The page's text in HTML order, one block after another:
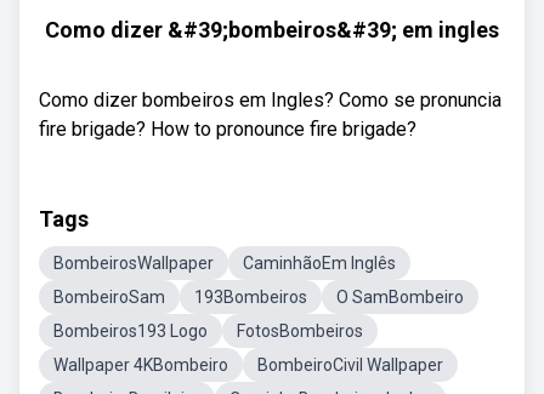
Como dizer &#39;bombeiros&#39; em ingles
Como dizer bombeiros em Ingles? Como se pronuncia
fire brigade? How to pronounce fire brigade?
Tags
BombeirosWallpaper
CaminhãoEm Inglês
BombeiroSam
193Bombeiros
O SamBombeiro
Bombeiros193 Logo
FotosBombeiros
Wallpaper 4KBombeiro
BombeiroCivil Wallpaper